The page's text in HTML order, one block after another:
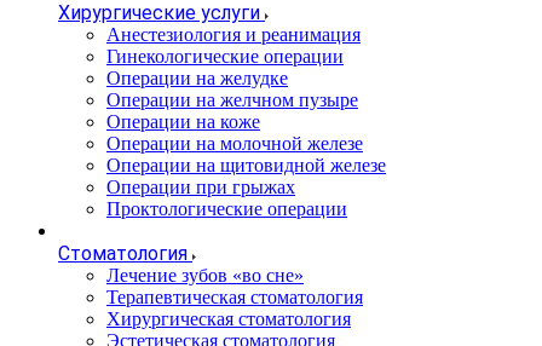
Хирургические услуги
Анестезиология и реанимация
Гинекологические операции
Операции на желудке
Операции на желчном пузыре
Операции на коже
Операции на молочной железе
Операции на щитовидной железе
Операции при грыжах
Проктологические операции
Стоматология
Лечение зубов «во сне»
Терапевтическая стоматология
Хирургическая стоматология
Эстетическая стоматология